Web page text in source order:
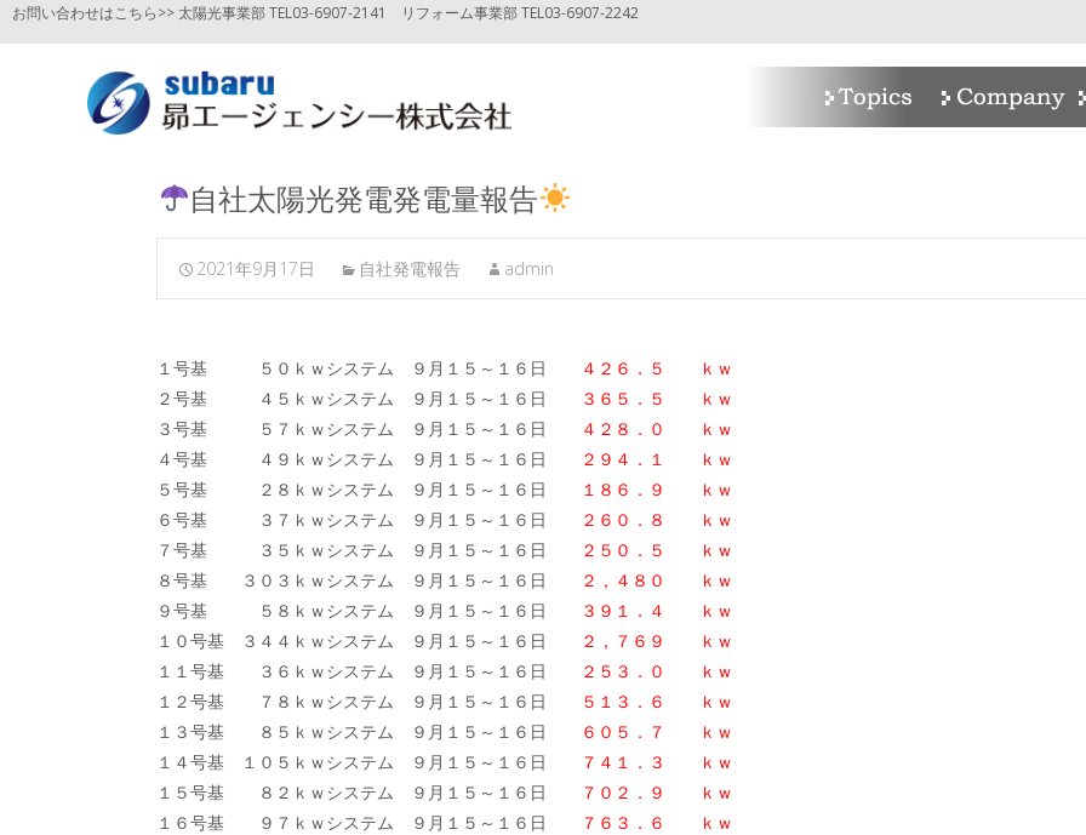
お問い合わせはこちら>> 太陽光事業部 TEL03-6907-2141 リフォーム事業部 TEL03-6907-2242
自社太陽光発電発電量報告
2021年9月17日 自社発電報告 admin
１号基 ５０ｋｗシステム ９月１５～１６日
４２６．５ ｋｗ
２号基 ４５ｋｗシステム ９月１５～１６日
３６５．５ ｋｗ
３号基 ５７ｋｗシステム ９月１５～１６日
４２８．０
ｋｗ
４号基 ４９ｋｗシステム ９月１５～１６日
２９４．１ ｋｗ
５号基 ２８ｋｗシステム ９月１５～１６日
１８６．９ ｋｗ
６号基 ３７ｋｗシステム ９月１５～１６日
２６０．８ ｋｗ
７号基 ３５ｋｗシステム ９月１５～１６日
２５０．５ ｋｗ
８号基 ３０３ｋｗシステム ９月１５～１６日
２，４８０ ｋｗ
９号基 ５８ｋｗシステム ９月１５～１６日
３９１．４ ｋｗ
１０号基 ３４４ｋｗシステム ９月１５～１６日
２，７６９ ｋｗ
１１号基 ３６ｋｗシステム ９月１５～１６日
２５３．０ ｋｗ
１２号基 ７８ｋｗシステム ９月１５～１６日
５１３．６ ｋｗ
１３号基 ８５ｋｗシステム ９月１５～１６日
６０５．７ ｋｗ
１４号基 １０５ｋｗシステム ９月１５～１６日
７４１．３ ｋｗ
１５号基 ８２ｋｗシステム ９月１５～１６日
７０２．９ ｋｗ
１６号基 ９７ｋｗシステム ９月１５～１６日
７６３．６ ｋｗ